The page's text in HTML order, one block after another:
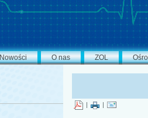
Nowości O nas ZOL